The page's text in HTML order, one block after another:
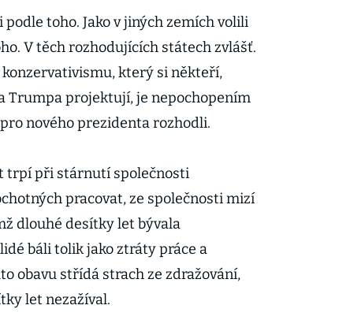
toho. Jako v jiných zemích volili
V těch rozhodujících státech zvlášť.
který si někteří,
Trumpa projektují, je nepochopením
nového prezidenta rozhodli.
trpí při stárnutí společnosti
pracovat, ze společnosti mizí
dlouhé desítky let bývala
báli tolik jako ztráty práce a
obavu střídá strach ze zdražování,
let nezažíval.